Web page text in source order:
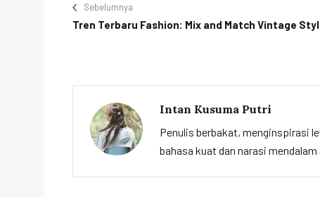
Sebelumnya
Tren Terbaru Fashion: Mix and Match Vintage
Intan Kusuma Putri
Penulis berbakat, menginspirasi
bahasa kuat dan narasi